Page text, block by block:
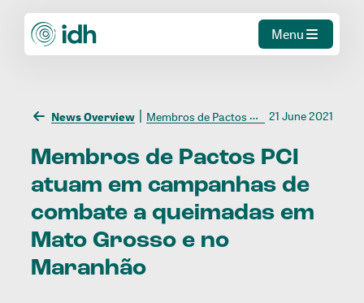
Menu
News Overview Membros de Pactos PCI atuam em campanhas de combate a queimadas em Mato Grosso e no Maranhão 21 June 2021
Membros de Pactos PCI
atuam em campanhas de
combate a queimadas em
Mato Grosso e no
Maranhão